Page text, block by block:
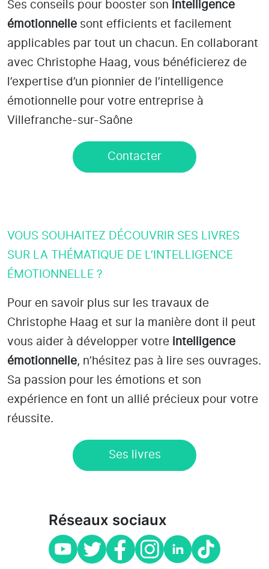
Ses conseils pour booster son intelligence
émotionnelle sont efficients et facilement
applicables par tout un chacun. En collaborant
avec Christophe Haag, vous bénéficierez de
l’expertise d’un pionnier de l’intelligence
émotionnelle pour votre entreprise à
Villefranche-sur-Saône
Contacter
VOUS SOUHAITEZ DÉCOUVRIR SES LIVRES
SUR LA THÉMATIQUE DE L’INTELLIGENCE
ÉMOTIONNELLE ?
Pour en savoir plus sur les travaux de
Christophe Haag et sur la manière dont il peut
vous aider à développer votre intelligence
émotionnelle, n’hésitez pas à lire ses ouvrages.
Sa passion pour les émotions et son
expérience en font un allié précieux pour votre
réussite.
Ses livres
Réseaux sociaux